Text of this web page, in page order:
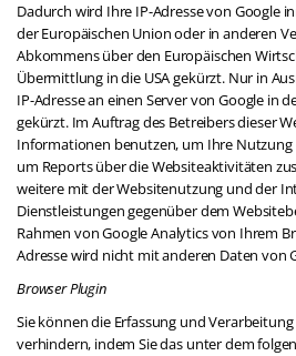
Dadurch wird Ihre IP-Adresse von Google
der Europäischen Union oder in anderen
Abkommens über den Europäischen
Übermittlung in die USA gekürzt. Nur in
IP-Adresse an einen Server von Google in
gekürzt. Im Auftrag des Betreibers dieser
Informationen benutzen, um Ihre Nutzung
um Reports über die Websiteaktivitäten
weitere mit der Websitenutzung und der
Dienstleistungen gegenüber dem
Rahmen von Google Analytics von Ihrem
Adresse wird nicht mit anderen Daten von
Browser Plugin
Sie können die Erfassung und
verhindern, indem Sie das unter dem